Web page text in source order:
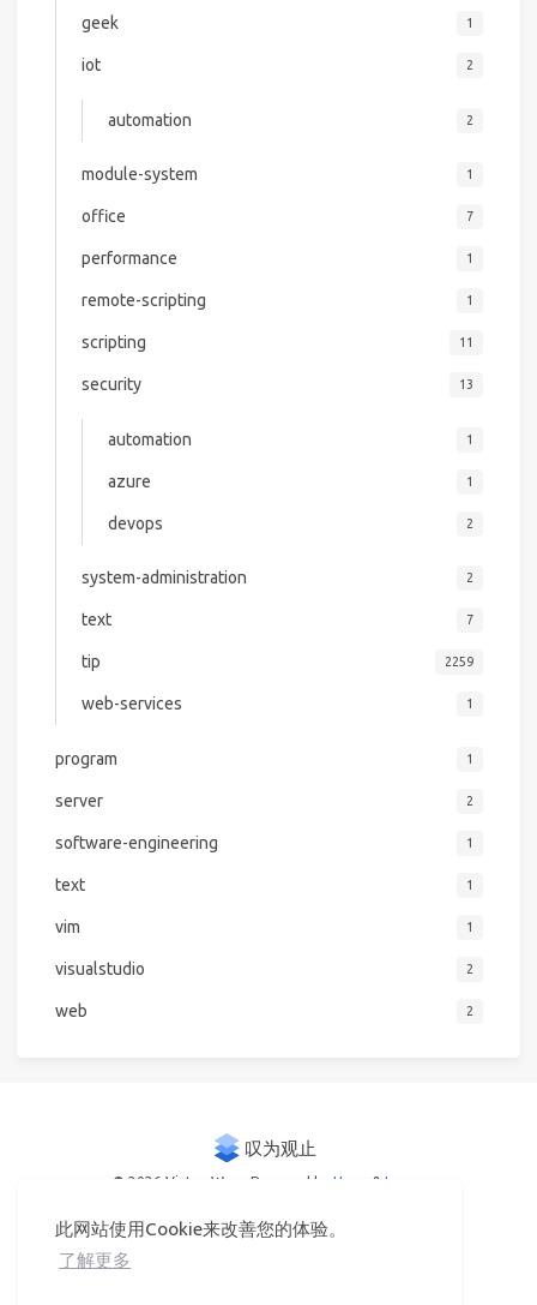
此网站使用Cookie来改善您的体验。
了解更多
geek 1
iot 2
automation 2
module-system 1
office 7
performance 1
remote-scripting 1
scripting 11
security 13
automation 1
azure 1
devops 2
system-administration 2
text 7
tip 2259
web-services 1
program 1
server 2
software-engineering 1
text 1
vim 1
visualstudio 2
web 2
© 2026 Victor Woo Powered by Hexo & Icarus